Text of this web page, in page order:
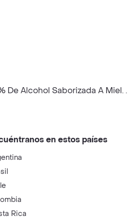
De Alcohol Saborizada A Miel. .
en estos países
Rica